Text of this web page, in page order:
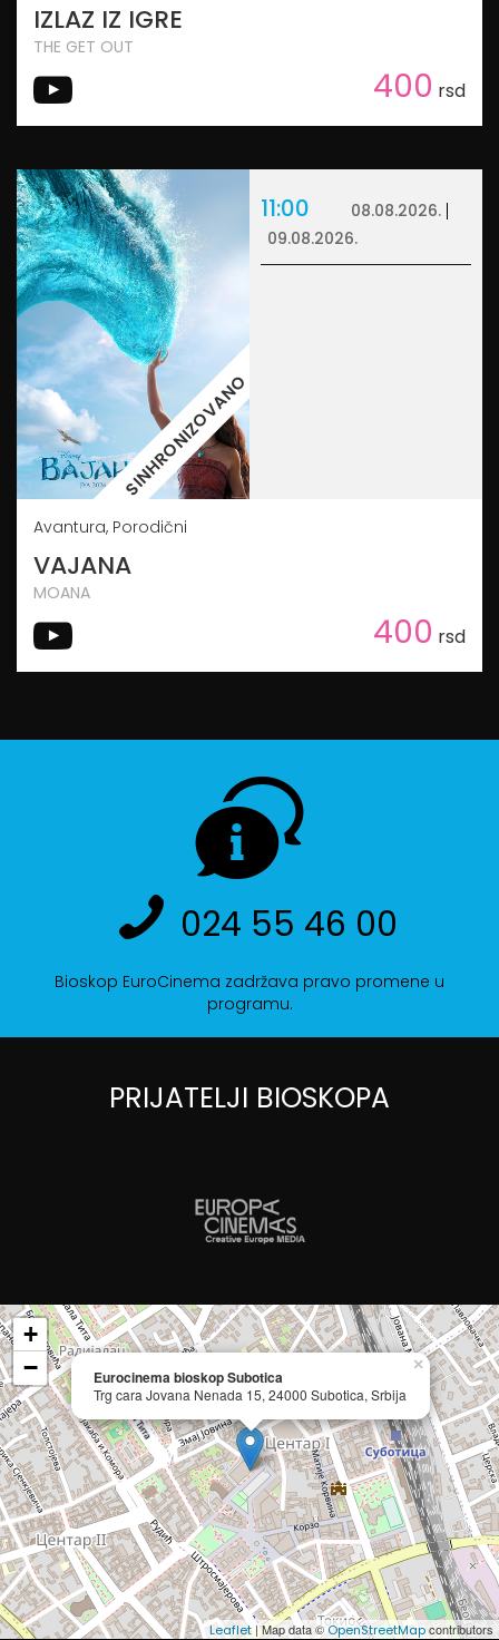
IZLAZ IZ IGRE
THE GET OUT
400 rsd
11:00
08.08.2026.
09.08.2026.
SINHRONIZOVANO
Avantura, Porodični
VAJANA
MOANA
400 rsd
024 55 46 00
Bioskop EuroCinema zadržava pravo promene u
programu.
PRIJATELJI BIOSKOPA
Eurocinema bioskop Subotica
Trg cara Jovana Nenada 15, 24000 Subotica, Srbija
×
+
−
Leaflet | Map data ©OpenStreetMapcontributors